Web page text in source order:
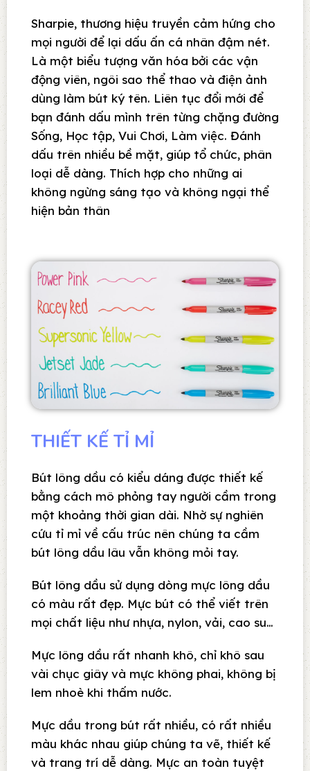
Sharpie, thương hiệu truyền cảm hứng cho
mọi người để lại dấu ấn cá nhân đậm nét.
Là một biểu tượng văn hóa bởi các vận
động viên, ngôi sao thể thao và điện ảnh
dùng làm bút ký tên. Liên tục đổi mới để
bạn đánh dấu mình trên từng chặng đường
Sống, Học tập, Vui Chơi, Làm việc. Đánh
dấu trên nhiều bề mặt, giúp tổ chức, phân
loại dễ dàng. Thích hợp cho những ai
không ngừng sáng tạo và không ngại thể
hiện bản thân
THIẾT KẾ TỈ MỈ
Bút lông dầu có kiểu dáng được thiết kế
bằng cách mô phỏng tay người cầm trong
một khoảng thời gian dài. Nhờ sự nghiên
cứu tỉ mỉ về cấu trúc nên chúng ta cầm
bút lông dầu lâu vẫn không mỏi tay.
Bút lông dầu sử dụng dòng mực lông dầu
có màu rất đẹp. Mực bút có thể viết trên
mọi chất liệu như nhựa, nylon, vải, cao su…
Mực lông dầu rất nhanh khô, chỉ khô sau
vài chục giây và mực không phai, không bị
lem nhoè khi thấm nước.
Mực dầu trong bút rất nhiều, có rất nhiều
màu khác nhau giúp chúng ta vẽ, thiết kế
và trang trí dễ dàng. Mực an toàn tuyệt